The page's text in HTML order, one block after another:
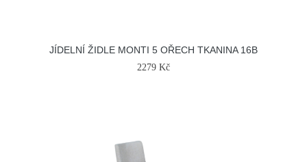
JÍDELNÍ ŽIDLE MONTI 5 OŘECH TKANINA 16B
2279 Kč